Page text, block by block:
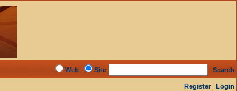
Web Site
Search
Register Login